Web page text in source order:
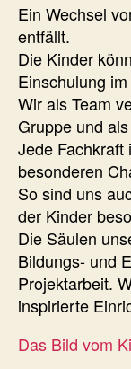
Ein Wechsel
entfällt.
Die Kinder
Einschulung
Wir als Team
Gruppe und
Jede Fachkraft
besonderen
So sind uns
der Kinder
Die Säulen
Bildungs- und
Projektarbeit.
inspirierte
Das Bild vom